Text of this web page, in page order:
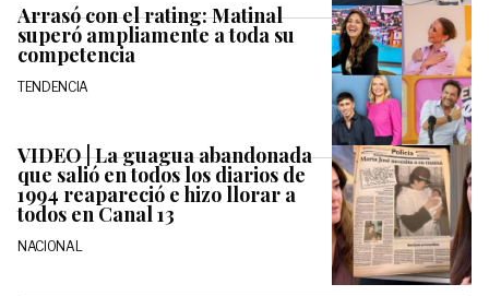
Arrasó con el rating: Matinal
superó ampliamente a toda su
competencia
TENDENCIA
VIDEO | La guagua abandonada
que salió en todos los diarios de
1994 reapareció e hizo llorar a
todos en Canal 13
NACIONAL